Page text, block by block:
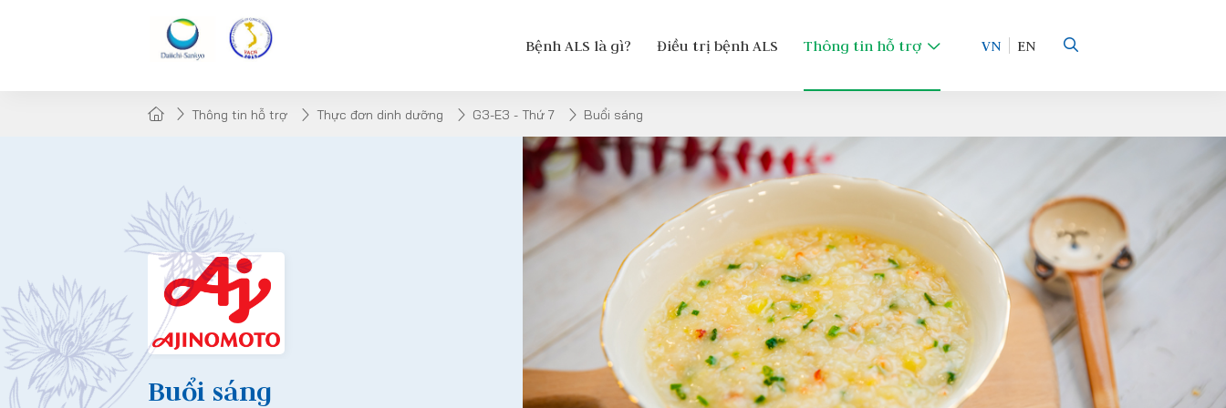
Bệnh ALS là gì? Điều trị bệnh ALS Thông tin hỗ trợ VN EN
Thông tin hỗ trợ Thực đơn dinh dưỡng G3-E3 - Thứ 7 Buổi sáng
Buổi sáng